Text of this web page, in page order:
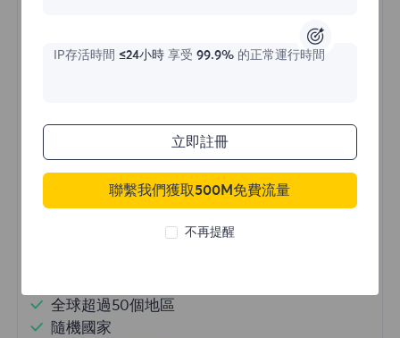
$?/天
立即購買
全球超過50個地區
隨機國家
IP存活時間 ≤24小時享受 99.9%的正常運行時間
立即註冊
聯繫我們獲取500M免費流量
不再提醒